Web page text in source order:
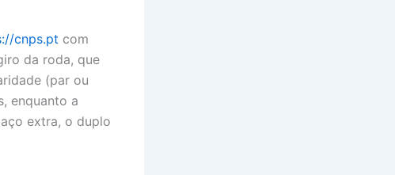
cnps.pt com
da roda, que
(par ou
enquanto a
extra, o duplo